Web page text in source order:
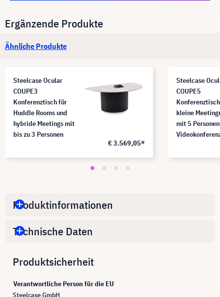
Ergänzende Produkte
Ähnliche Produkte
Steelcase Ocular
COUPE3
Konferenztisch für
Huddle Rooms und
hybride Meetings mit
bis zu 3 Personen
€ 3.569,05*
Steelcase
COUPE5
kleine
mit 5
Produktinformationen
Technische Daten
Produktsicherheit
Verantwortliche Person für die EU
Steelcase GmbH